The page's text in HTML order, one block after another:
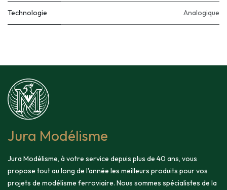
Technologie Analogique
Jura Modélisme
Jura Modélisme, à votre service depuis plus de 40 ans, vous
propose tout au long de l'année les meilleurs produits pour vos
projets de modélisme ferroviaire. Nous sommes spécialistes de la